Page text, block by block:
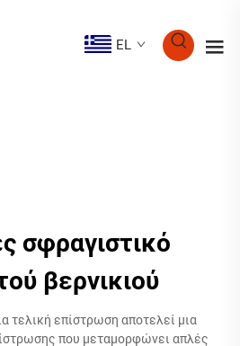
EL
σφραγιστικό
βερνικιού
τελική επίστρωση αποτελεί μια
που μεταμορφώνει απλές